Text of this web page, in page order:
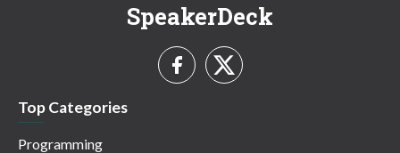
SpeakerDeck
Top Categories
Programming